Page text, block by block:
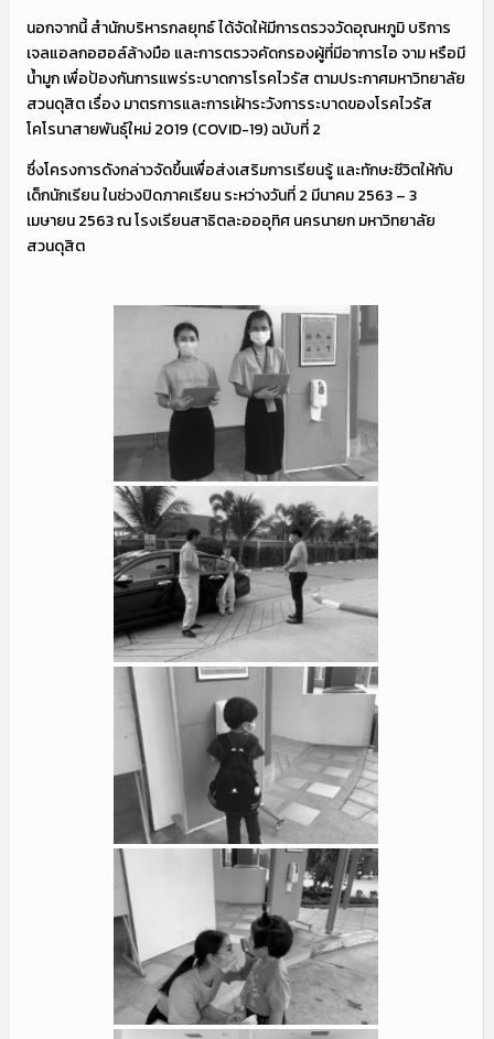
นอกจากนี้ สำนักบริหารกลยุทธ์ ได้จัดให้มีการตรวจวัดอุณหภูมิ บริการ
เจลแอลกอฮอล์ล้างมือ และการตรวจคัดกรองผู้ที่มีอาการไอ จาม หรือมี
น้ำมูก เพื่อป้องกันการแพร่ระบาดการโรคไวรัส ตามประกาศมหาวิทยาลัย
สวนดุสิต เรื่อง มาตรการและการเฝ้าระวังการระบาดของโรคไวรัส
โคโรนาสายพันธุ์ใหม่ 2019 (COVID-19) ฉบับที่ 2
ซึ่งโครงการดังกล่าวจัดขึ้นเพื่อส่งเสริมการเรียนรู้ และทักษะชีวิตให้กับ
เด็กนักเรียน ในช่วงปิดภาคเรียน ระหว่างวันที่ 2 มีนาคม 2563 – 3
เมษายน 2563 ณ โรงเรียนสาธิตละอออุทิศ นครนายก มหาวิทยาลัย
สวนดุสิต